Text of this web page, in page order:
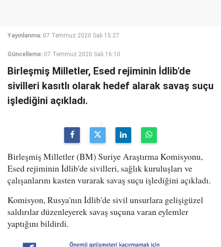
Yayınlanma: 07 Temmuz 2020 Salı 15:27
Güncelleme: 07 Temmuz 2020 Salı 16:10
Birleşmiş Milletler, Esed rejiminin İdlib'de
sivilleri kasıtlı olarak hedef alarak savaş suçu
işlediğini açıkladı.
Birleşmiş Milletler (BM) Suriye Araştırma Komisyonu,
Esed rejiminin İdlib'de sivilleri, sağlık kuruluşları ve
çalışanlarını kasten vurarak savaş suçu işlediğini açıkladı.
Komisyon, Rusya'nın İdlib'de sivil unsurlara gelişigüzel
saldırılar düzenleyerek savaş suçuna varan eylemler
yaptığını bildirdi.